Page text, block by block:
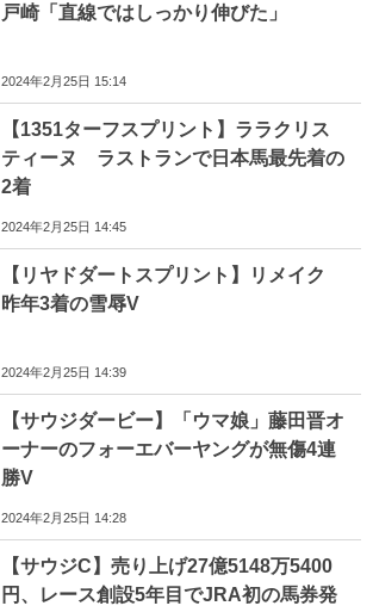
戸崎「直線ではしっかり伸びた」
2024年2月25日 15:14
【1351ターフスプリント】ララクリス
ティーヌ ラストランで日本馬最先着の
2着
2024年2月25日 14:45
【リヤドダートスプリント】リメイク
昨年3着の雪辱V
2024年2月25日 14:39
【サウジダービー】「ウマ娘」藤田晋オ
ーナーのフォーエバーヤングが無傷4連
勝V
2024年2月25日 14:28
【サウジC】売り上げ27億5148万5400
円、レース創設5年目でJRA初の馬券発